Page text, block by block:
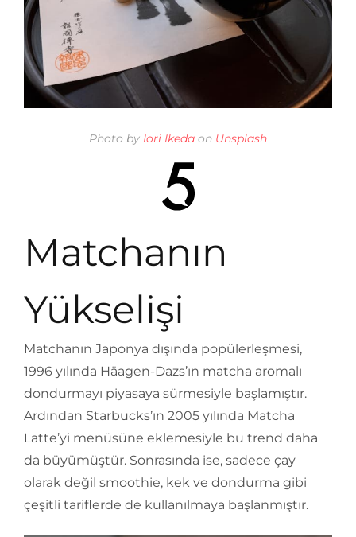
Photo by Iori Ikeda on Unsplash
Matchanın
Yükselişi
Matchanın Japonya dışında popülerleşmesi,
1996 yılında Häagen-Dazs’ın matcha aromalı
dondurmayı piyasaya sürmesiyle başlamıştır.
Ardından Starbucks’ın 2005 yılında Matcha
Latte’yi menüsüne eklemesiyle bu trend daha
da büyümüştür. Sonrasında ise, sadece çay
olarak değil smoothie, kek ve dondurma gibi
çeşitli tariflerde de kullanılmaya başlanmıştır.